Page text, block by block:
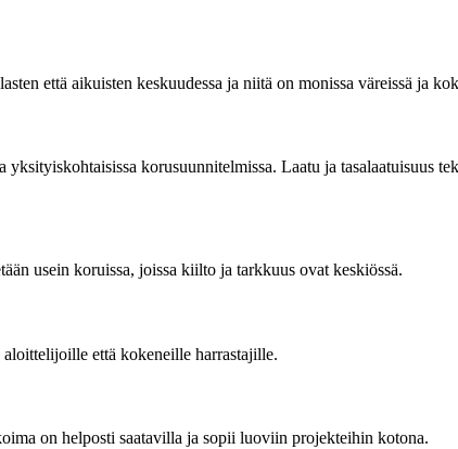
että aikuisten keskuudessa ja niitä on monissa väreissä ja
korusuunnitelmissa. Laatu ja tasalaatuisuus
usein koruissa, joissa kiilto ja tarkkuus ovat keskiössä.
että kokeneille harrastajille.
on helposti saatavilla ja sopii luoviin projekteihin kotona.